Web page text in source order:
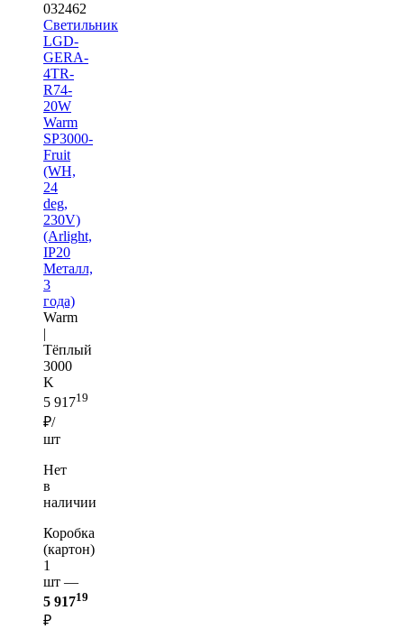
032462
Светильник
LGD-
GERA-
4TR-
R74-
20W
Warm
SP3000-
Fruit
(WH,
24
deg,
230V)
(Arlight,
IP20
Металл,
3
года)
Warm
|
Тёплый
3000
K
5 91719
₽/
шт
Нет
в
наличии
Коробка
(картон)
1
шт —
5 91719
₽